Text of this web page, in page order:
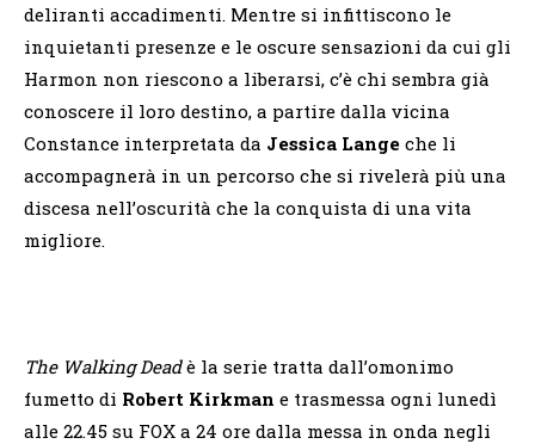
deliranti accadimenti. Mentre si infittiscono le
inquietanti presenze e le oscure sensazioni da cui gli
Harmon non riescono a liberarsi, c’è chi sembra già
conoscere il loro destino, a partire dalla vicina
Constance interpretata da Jessica Lange che li
accompagnerà in un percorso che si rivelerà più una
discesa nell’oscurità che la conquista di una vita
migliore.
The Walking Deadè la serie tratta dall’omonimo
fumetto di Robert Kirkman e trasmessa ogni lunedì
alle 22.45 su FOX a 24 ore dalla messa in onda negli